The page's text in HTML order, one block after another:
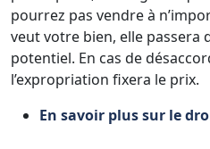
pourrez pas vendre à
veut votre bien, elle passera
potentiel. En cas de
l’expropriation fixera le prix.
En savoir plus sur le